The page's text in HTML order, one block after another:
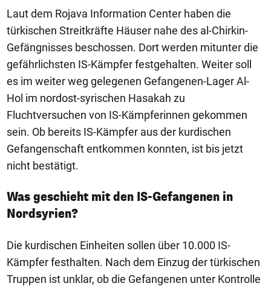
Laut dem Rojava Information Center haben die
türkischen Streitkräfte Häuser nahe des al-Chirkin-
Gefängnisses beschossen. Dort werden mitunter die
gefährlichsten IS-Kämpfer festgehalten. Weiter soll
es im weiter weg gelegenen Gefangenen-Lager Al-
Hol im nordost-syrischen Hasakah zu
Fluchtversuchen von IS-Kämpferinnen gekommen
sein. Ob bereits IS-Kämpfer aus der kurdischen
Gefangenschaft entkommen konnten, ist bis jetzt
nicht bestätigt.
Was geschieht mit den IS-Gefangenen in
Nordsyrien?
Die kurdischen Einheiten sollen über 10.000 IS-
Kämpfer festhalten. Nach dem Einzug der türkischen
Truppen ist unklar, ob die Gefangenen unter Kontrolle